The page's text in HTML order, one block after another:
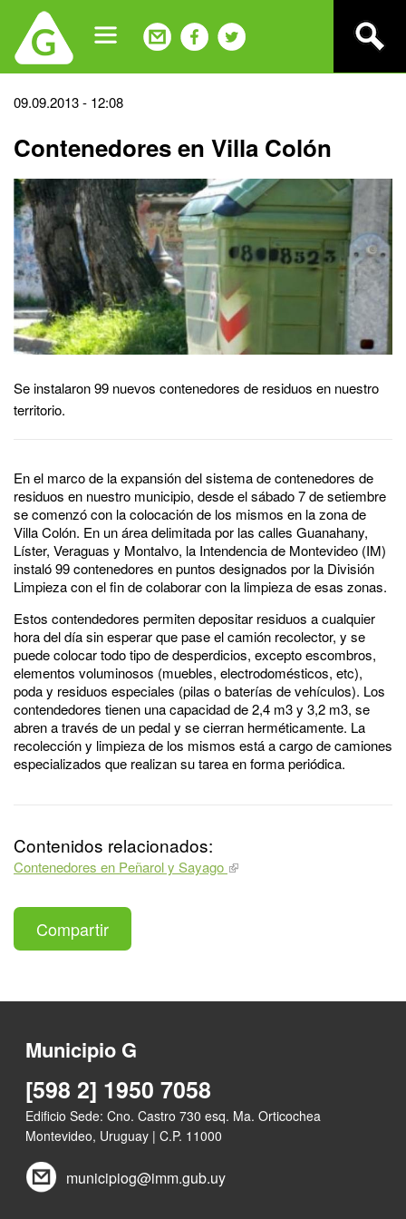
navigation
Back
top
09.09.2013 - 12:08
Contenedores en Villa Colón
Se instalaron 99 nuevos contenedores de residuos en nuestro
territorio.
En el marco de la expansión del sistema de contenedores de
residuos en nuestro municipio, desde el sábado 7 de setiembre
se comenzó con la colocación de los mismos en la zona de
Villa Colón. En un área delimitada por las calles Guanahany,
Líster, Veraguas y Montalvo, la Intendencia de Montevideo (IM)
instaló 99 contenedores en puntos designados por la División
Limpieza con el fin de colaborar con la limpieza de esas zonas.
Estos contendedores permiten depositar residuos a cualquier
hora del día sin esperar que pase el camión recolector, y se
puede colocar todo tipo de desperdicios, excepto escombros,
elementos voluminosos (muebles, electrodomésticos, etc),
poda y residuos especiales (pilas o baterías de vehículos). Los
contendedores tienen una capacidad de 2,4 m3 y 3,2 m3, se
abren a través de un pedal y se cierran herméticamente. La
recolección y limpieza de los mismos está a cargo de camiones
especializados que realizan su tarea en forma periódica.
Contenidos relacionados:
Contenedores en Peñarol y Sayago
Compartir
Municipio G
[598 2] 1950 7058
Edificio Sede: Cno. Castro 730 esq. Ma. Orticochea
Montevideo, Uruguay | C.P. 11000
municipiog@imm.gub.uy